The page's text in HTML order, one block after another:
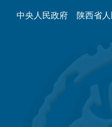
中央人民政府 陕西省